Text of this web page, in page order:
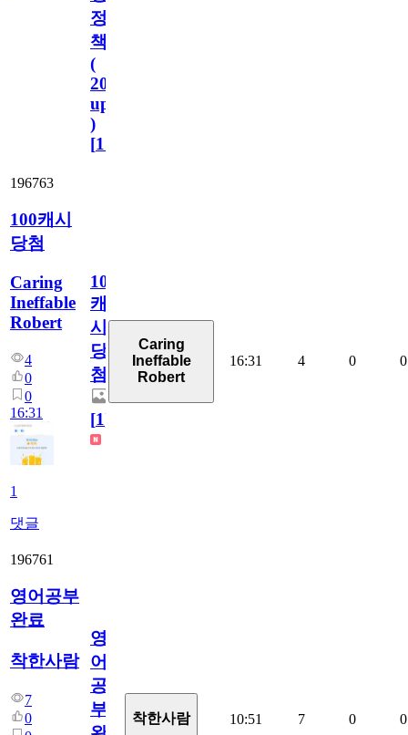
정
책
(
2023.11.1
update
)
[110
196763
100캐시
당첨
Caring
Ineffable
Robert
4
0
0
16:31
1
댓글
100
캐
시
당
첨
[1]
Caring
Ineffable
Robert
16:31 4 0 0
196761
영어공부
완료
착한사람
7
0
영
어
공
부
착한사람 10:51 7 0 0